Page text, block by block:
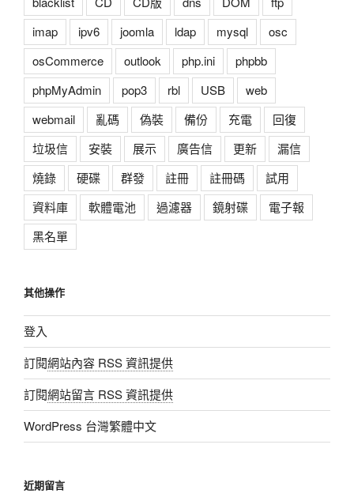
imap
ipv6 joomla ldap mysql
osc
osCommerce
outlook php.ini
phpbb
phpMyAdmin
pop3 rbl USB
web
webmail
亂碼 偽裝 備份 充電
回復
垃圾信
安裝 展示 廣告信 更新
漏信
燒錄
硬碟 群發 註冊 註冊碼
試用
資料庫
軟體電池 過濾器 鏡射碟
電子報
黑名單
其他操作
登入
訂閱網站內容 RSS 資訊提供
訂閱網站留言 RSS 資訊提供
WordPress 台灣繁體中文
近期留言